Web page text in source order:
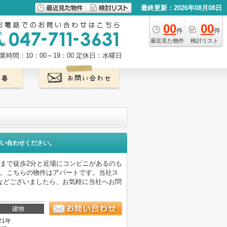
最終更新：2026年08月08日
00件
最近見た物件
00件
検討リスト
時間：10：00～19：00 定休日：水曜日
合わせください。
で徒歩2分と近場にコンビニがあるのも
こちらの物件はアパートです。当社ス
ございましたら、お気軽に当社へお問
建物
年